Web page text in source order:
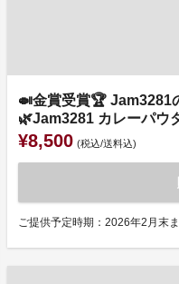
🍛金賞受賞🏆 Jam3281
🌿Jam3281 カレーパウ
¥8,500 (税込/送料込)
ご提供予定時期：2026年2月末